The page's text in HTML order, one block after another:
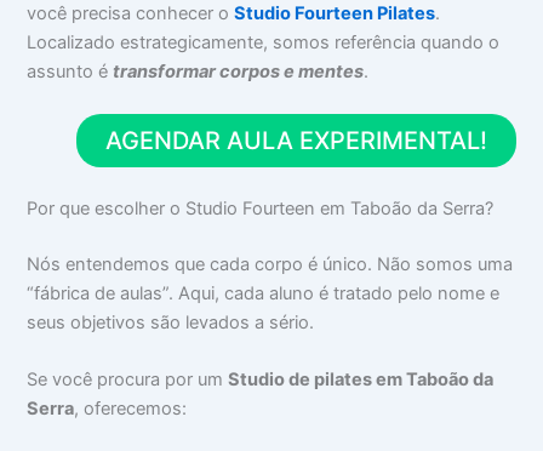
você precisa conhecer oStudio Fourteen Pilates.
Localizado estrategicamente, somos referência quando o
assunto é transformar corpos e mentes.
AGENDAR AULA EXPERIMENTAL!
Por que escolher o Studio Fourteen em Taboão da Serra?
Nós entendemos que cada corpo é único. Não somos uma
“fábrica de aulas”. Aqui, cada aluno é tratado pelo nome e
seus objetivos são levados a sério.
Se você procura por umStudio de pilates em Taboão da
Serra, oferecemos: